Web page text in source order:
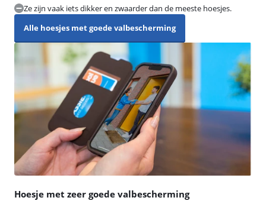
Ze zijn vaak iets dikker en zwaarder dan de meeste hoesjes.
Alle hoesjes met goede valbescherming
Hoesje met zeer goede valbescherming